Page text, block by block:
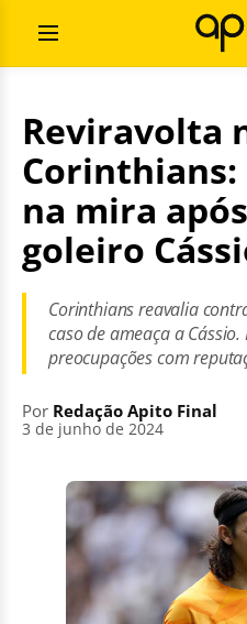
conteúdo
Abrir
Menu
por:
Reviravolta
na mira
goleiro
Corinthians reavalia
caso de ameaça a
preocupações com
Por Redação Apito Final
3 de junho de 2024